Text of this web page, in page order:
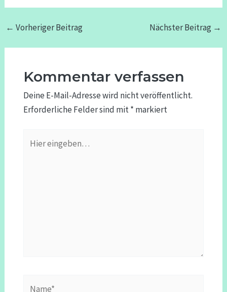
← Vorheriger Beitrag Nächster Beitrag →
Kommentar verfassen
Deine E-Mail-Adresse wird nicht veröffentlicht.
Erforderliche Felder sind mit* markiert
eingeben…